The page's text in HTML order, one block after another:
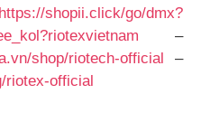
https://shopii.click/go/dmx?
–
shop/riotech-official –
riotex-official